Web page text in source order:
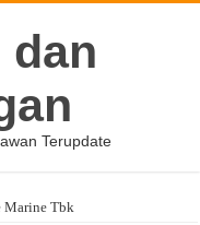
dan
Terupdate
Marine Tbk